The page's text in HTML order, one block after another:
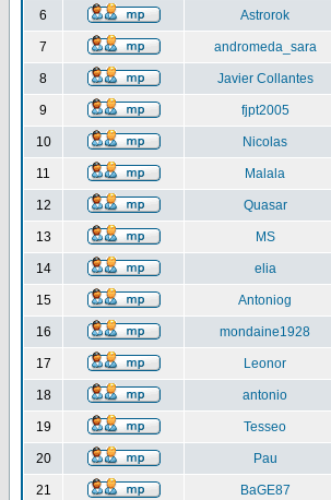
6 Astrorok
7 andromeda_sara
8 Javier Collantes
9 fjpt2005
10 Nicolas
11 Malala
12 Quasar
13 MS
14 elia
15 Antoniog
16 mondaine1928
17 Leonor
18 antonio
19 Tesseo
20 Pau
21 BaGE87